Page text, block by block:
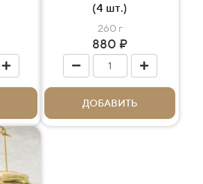
(4 шт.)
260 г
880 ₽
ДОБАВИТЬ